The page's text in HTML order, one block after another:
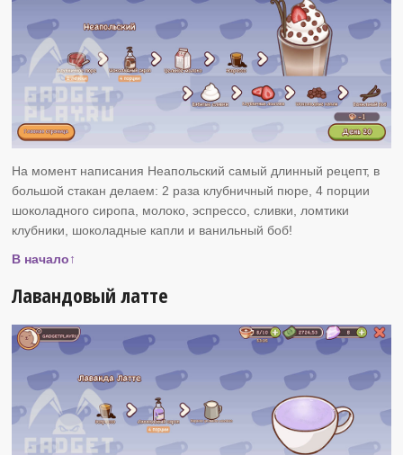
На момент написания Неапольский самый длинный рецепт, в
большой стакан делаем: 2 раза клубничный пюре, 4 порции
шоколадного сиропа, молоко, эспрессо, сливки, ломтики
клубники, шоколадные капли и ванильный боб!
В начало↑
Лавандовый латте